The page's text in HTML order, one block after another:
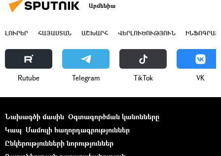
Արմենիա
ԼՈՒՐԵՐ ՀԱՅԱՍՏԱՆ ԱՇԽԱՐՀ ՎԵՐԼՈՒԾՈՒԹՅՈՒՆ
Rutube Telegram ТikТоk VK
Նախագծի մասին Օգտագործման կանոնները
Կապ Մամուլի հաղորդագրություններ
Ընկերությունների նորություններ